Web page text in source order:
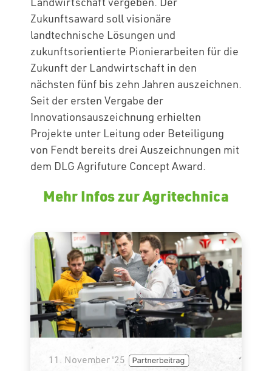
Zukunftsaward soll visionäre
landtechnische Lösungen und
zukunftsorientierte Pionierarbeiten für die
Zukunft der Landwirtschaft in den
nächsten fünf bis zehn Jahren auszeichnen.
Seit der ersten Vergabe der
Innovationsauszeichnung erhielten
Projekte unter Leitung oder Beteiligung
von Fendt bereits drei Auszeichnungen mit
dem DLG Agrifuture Concept Award.
Mehr Infos zur Agritechnica
11. November '25